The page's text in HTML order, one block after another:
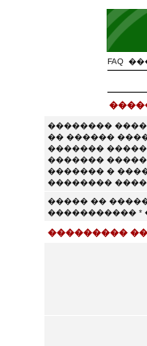
FAQ
��������
�� ������
�������
�������
������� �
��������
����� ��
����������� *
���������